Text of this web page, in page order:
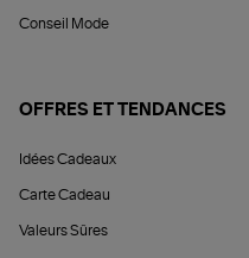
Conseil Mode
OFFRES ET TENDANCES
Idées Cadeaux
Carte Cadeau
Valeurs Sûres